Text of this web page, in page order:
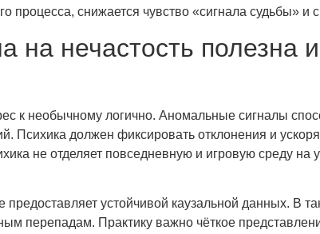
процесса, снижается чувство «сигнала судьбы»
на нечастость полезна
к необычному логично. Аномальные сигналы
Психика должен фиксировать отклонения и
не отделяет повседневную и игровую среду
предоставляет устойчивой каузальной данных. В
перепадам. Практику важно чёткое